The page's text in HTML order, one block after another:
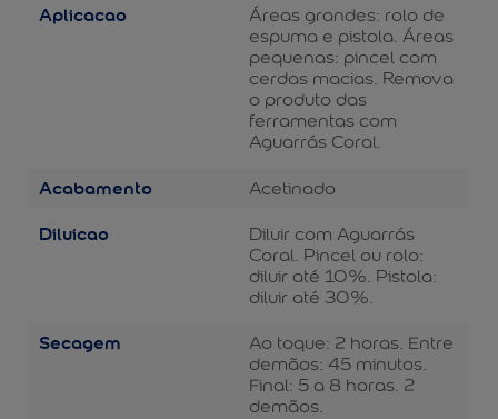
Aplicacao
Áreas grandes: rolo de
espuma e pistola. Áreas
pequenas: pincel com
cerdas macias. Remova
o produto das
ferramentas com
Aguarrás Coral.
Acabamento Acetinado
Diluicao
Diluir com Aguarrás
Coral. Pincel ou rolo:
diluir até 10%. Pistola:
diluir até 30%.
Secagem
Ao toque: 2 horas. Entre
demãos: 45 minutos.
Final: 5 a 8 horas. 2
demãos.